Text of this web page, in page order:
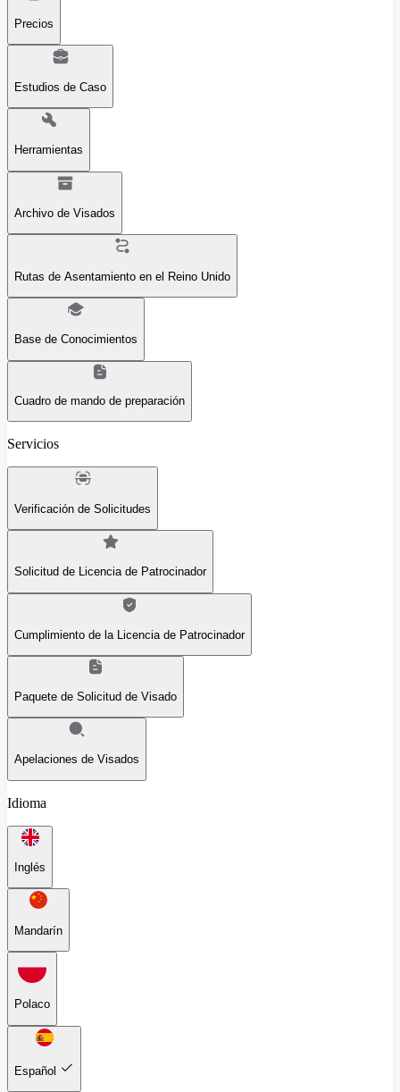
Precios
Estudios de Caso
Herramientas
Archivo de Visados
Rutas de Asentamiento en el Reino Unido
Base de Conocimientos
Cuadro de mando de preparación
Servicios
Verificación de Solicitudes
Solicitud de Licencia de Patrocinador
Cumplimiento de la Licencia de Patrocinador
Paquete de Solicitud de Visado
Apelaciones de Visados
Idioma
Inglés
Mandarín
Polaco
Español